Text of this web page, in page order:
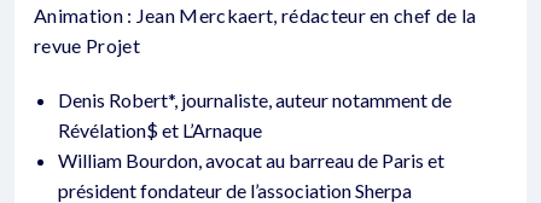
Animation : Jean Merckaert, rédacteur en chef de la
revue Projet
Denis Robert*, journaliste, auteur notamment de
Révélation$ et L’Arnaque
William Bourdon, avocat au barreau de Paris et
président fondateur de l’association Sherpa